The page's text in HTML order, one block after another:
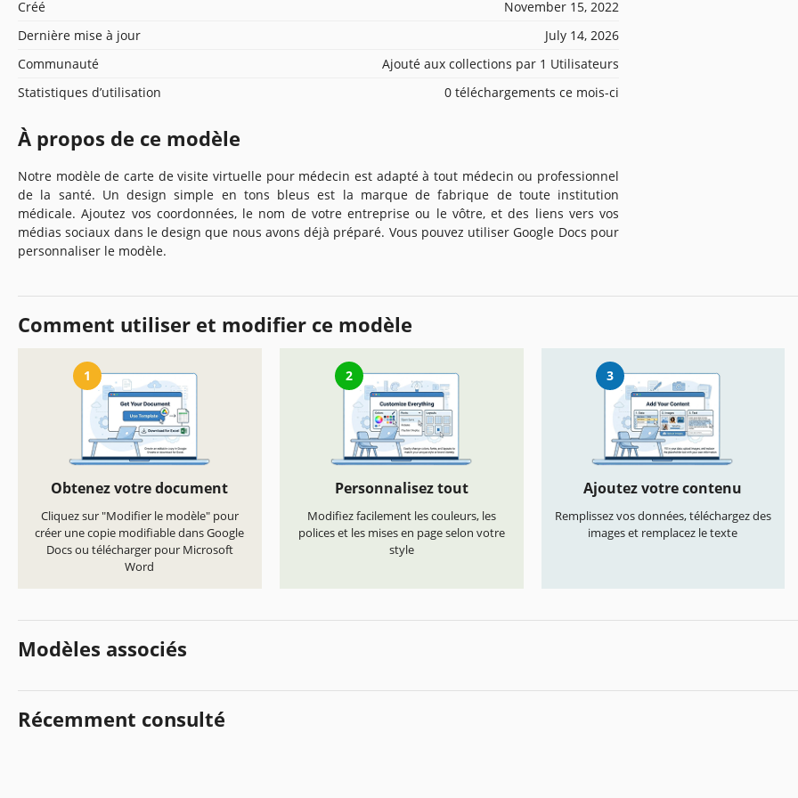
Créé
November 15, 2022
Dernière mise à jour
July 14, 2026
Communauté
Ajouté aux collections par 1 Utilisateurs
Statistiques d’utilisation
0 téléchargements ce mois-ci
À propos de ce modèle
Notre modèle de carte de visite virtuelle pour médecin est adapté à tout médecin ou professionnel
de la santé. Un design simple en tons bleus est la marque de fabrique de toute institution
médicale. Ajoutez vos coordonnées, le nom de votre entreprise ou le vôtre, et des liens vers vos
médias sociaux dans le design que nous avons déjà préparé. Vous pouvez utiliser Google Docs pour
personnaliser le modèle.
Comment utiliser et modifier ce modèle
1
Obtenez votre document
Cliquez sur "Modifier le modèle" pour
créer une copie modifiable dans Google
Docs ou télécharger pour Microsoft
Word
2
Personnalisez tout
Modifiez facilement les couleurs, les
polices et les mises en page selon votre
style
3
Ajoutez votre contenu
Remplissez vos données, téléchargez des
images et remplacez le texte
Modèles associés
Récemment consulté